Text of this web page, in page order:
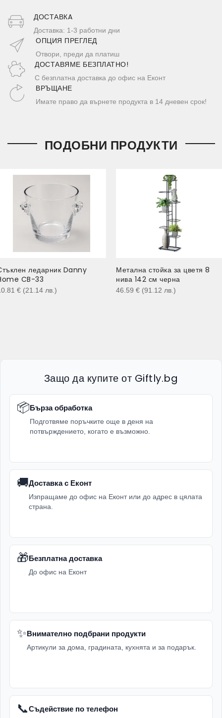
ДОСТАВКA
Доставка: 1-3 работни дни
ОПЦИЯ ПРЕГЛЕД
Отвори, преди да платиш
ДОСТАВЯМЕ БЕЗПЛАТНО!
С безплатна доставка до офис на Еконт
ВРЪЩАНЕ
Имате право да върнете продукта в 14 дневен срок!
ПОДОБНИ ПРОДУКТИ
ледарник Danny
CB-33
€ (21.14 лв. )
Метална стойка за цветя 8
нива 142 см черна
46.59 € (91.12 лв. )
Защо да купите от Giftly.bg
📦Бърза обработка
Подготвяме поръчките още в деня на
потвърждението, когато е възможно.
🚚Доставка с Еконт
Изпращаме до офис на Еконт или до адрес в цялата
страна.
🎁Безплатна доставка
До офис на Еконт
✨Внимателно подбрани продукти
Артикули за дома, градината, кухнята и за подарък.
📞Съдействие по телефон